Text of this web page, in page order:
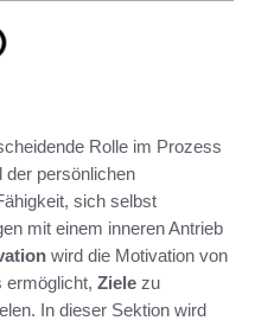
Rolle im Prozess
der persönlichen
sich selbst
mit einem inneren Antrieb
wird die Motivation von
ermöglicht, Ziele zu
In dieser Sektion wird